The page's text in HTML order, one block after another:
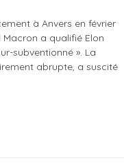
à Anvers en février
Macron a qualifié Elon
subventionné ». La
abrupte, a suscité